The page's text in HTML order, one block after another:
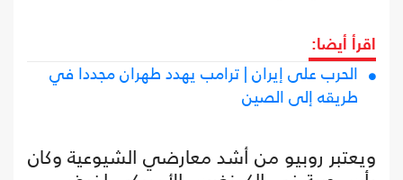
اقرأ أيضا:
الحرب على إيران | ترامب يهدد طهران مجددا في
طريقه إلى الصين
ويعتبر روبيو من أشد معارضي الشيوعية وكان